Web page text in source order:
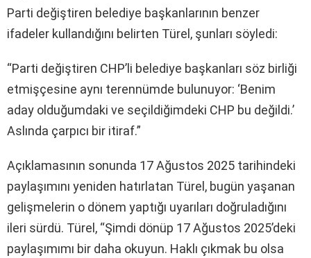
Parti değiştiren belediye başkanlarının benzer
ifadeler kullandığını belirten Türel, şunları söyledi:
“Parti değiştiren CHP’li belediye başkanları söz birliği
etmişçesine aynı terennümde bulunuyor: ‘Benim
aday olduğumdaki ve seçildiğimdeki CHP bu değildi.’
Aslında çarpıcı bir itiraf.”
Açıklamasının sonunda 17 Ağustos 2025 tarihindeki
paylaşımını yeniden hatırlatan Türel, bugün yaşanan
gelişmelerin o dönem yaptığı uyarıları doğruladığını
ileri sürdü. Türel, “Şimdi dönüp 17 Ağustos 2025’deki
paylaşımımı bir daha okuyun. Haklı çıkmak bu olsa